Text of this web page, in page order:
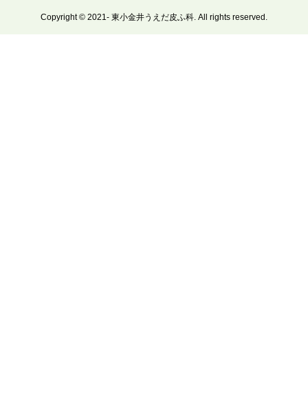
Copyright © 2021- 東小金井うえだ皮ふ科. All rights reserved.